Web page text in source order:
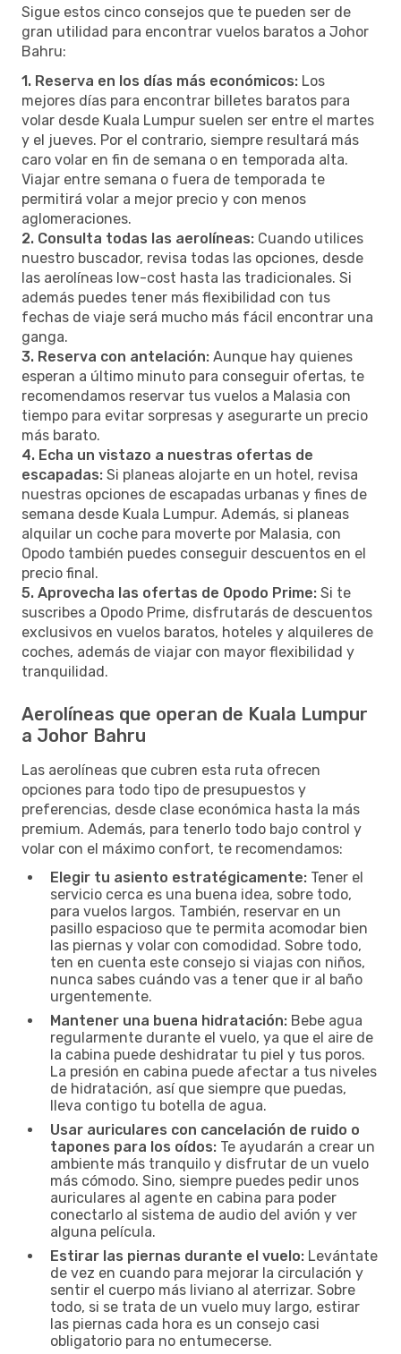
Sigue estos cinco consejos que te pueden ser de
gran utilidad para encontrar vuelos baratos a Johor
Bahru:
1. Reserva en los días más económicos: Los
mejores días para encontrar billetes baratos para
volar desde Kuala Lumpur suelen ser entre el martes
y el jueves. Por el contrario, siempre resultará más
caro volar en fin de semana o en temporada alta.
Viajar entre semana o fuera de temporada te
permitirá volar a mejor precio y con menos
aglomeraciones.
2. Consulta todas las aerolíneas: Cuando utilices
nuestro buscador, revisa todas las opciones, desde
las aerolíneas low-cost hasta las tradicionales. Si
además puedes tener más flexibilidad con tus
fechas de viaje será mucho más fácil encontrar una
ganga.
3. Reserva con antelación: Aunque hay quienes
esperan a último minuto para conseguir ofertas, te
recomendamos reservar tus vuelos a Malasia con
tiempo para evitar sorpresas y asegurarte un precio
más barato.
4. Echa un vistazo a nuestras ofertas de
escapadas: Si planeas alojarte en un hotel, revisa
nuestras opciones de escapadas urbanas y fines de
semana desde Kuala Lumpur. Además, si planeas
alquilar un coche para moverte por Malasia, con
Opodo también puedes conseguir descuentos en el
precio final.
5. Aprovecha las ofertas de Opodo Prime: Si te
suscribes a Opodo Prime, disfrutarás de descuentos
exclusivos en vuelos baratos, hoteles y alquileres de
coches, además de viajar con mayor flexibilidad y
tranquilidad.
Aerolíneas que operan de Kuala Lumpur
a Johor Bahru
Las aerolíneas que cubren esta ruta ofrecen
opciones para todo tipo de presupuestos y
preferencias, desde clase económica hasta la más
premium. Además, para tenerlo todo bajo control y
volar con el máximo confort, te recomendamos:
Elegir tu asiento estratégicamente: Tener el
servicio cerca es una buena idea, sobre todo,
para vuelos largos. También, reservar en un
pasillo espacioso que te permita acomodar bien
las piernas y volar con comodidad. Sobre todo,
ten en cuenta este consejo si viajas con niños,
nunca sabes cuándo vas a tener que ir al baño
urgentemente.
Mantener una buena hidratación: Bebe agua
regularmente durante el vuelo, ya que el aire de
la cabina puede deshidratar tu piel y tus poros.
La presión en cabina puede afectar a tus niveles
de hidratación, así que siempre que puedas,
lleva contigo tu botella de agua.
Usar auriculares con cancelación de ruido o
tapones para los oídos: Te ayudarán a crear un
ambiente más tranquilo y disfrutar de un vuelo
más cómodo. Sino, siempre puedes pedir unos
auriculares al agente en cabina para poder
conectarlo al sistema de audio del avión y ver
alguna película.
Estirar las piernas durante el vuelo: Levántate
de vez en cuando para mejorar la circulación y
sentir el cuerpo más liviano al aterrizar. Sobre
todo, si se trata de un vuelo muy largo, estirar
las piernas cada hora es un consejo casi
obligatorio para no entumecerse.